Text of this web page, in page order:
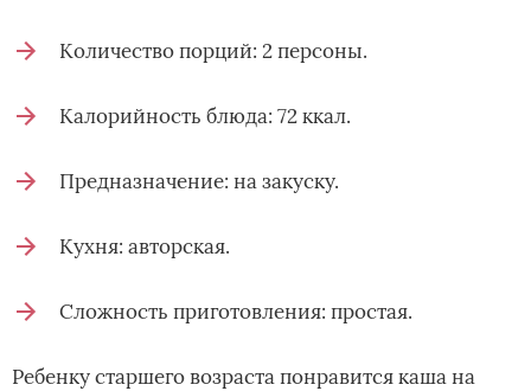
Количество порций: 2 персоны.
Калорийность блюда: 72 ккал.
Предназначение: на закуску.
Кухня: авторская.
Сложность приготовления: простая.
Ребенку старшего возраста понравится каша на